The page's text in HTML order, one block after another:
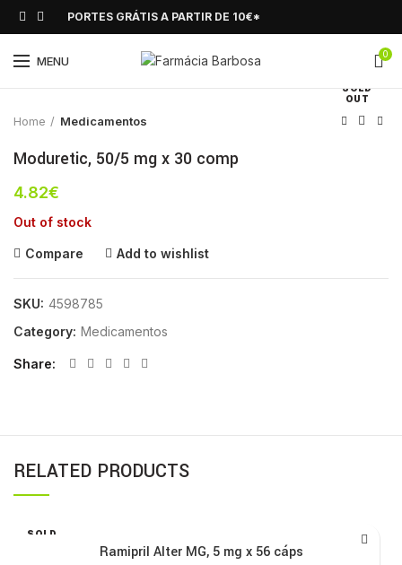
PORTES GRÁTIS A PARTIR DE 10€*
MENU 0
SOLD
OUT
Click to enlarge
Home Medicamentos
Moduretic, 50/5 mg x 30 comp
4.82€
Out of stock
Compare Add to wishlist
SKU: 4598785
Category: Medicamentos
Share
RELATED PRODUCTS
SOLD
Ramipril Alter MG, 5 mg x 56 cáps